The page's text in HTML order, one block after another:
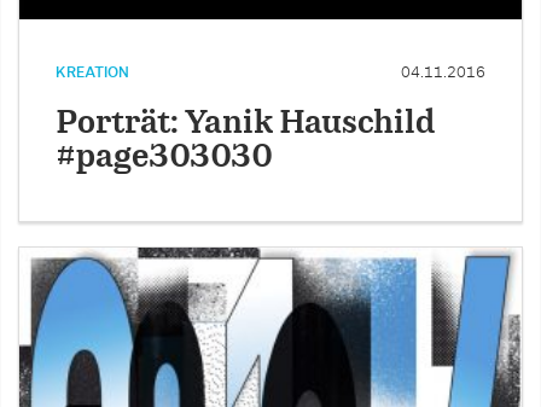
KREATION 04.11.2016
Porträt: Yanik Hauschild
#page303030